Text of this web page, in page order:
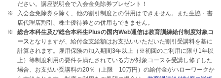
ださい。講座説明会で入会金免除券プレゼント！
入会金免除券を除く、他の割引制度との併用はできません。また生協・書
店代理店割引、株主優待券との併用もできません。
総合本科生及び総合本科生Plusの国内Web通信は教育訓練給付制度対象コ
ース となりますが、給付金支給額はお支払いいただいた割引受講料を基に
計算されます。雇用保険の加入期間3年以上（※初回のご利用に限り1年以
上）等制度利用の要件を満たされている方が対象コースを受講し修了した
場合、お支払い受講料の20％（上限 10万円）の給付金がハローワークか